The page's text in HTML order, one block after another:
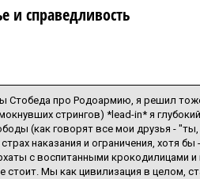
и справедливость
Стобеда про Родоармию, я решил
стрингов) *lead-in* я
(как говорят все мои друзья -
наказания и ограничения, хотя
с воспитанными крокодилицами
стоит. Мы как цивилизация в целом,